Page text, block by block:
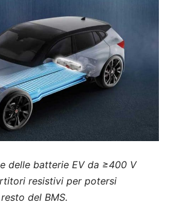
delle batterie EV da ≥400 V
resistivi per potersi
del BMS.